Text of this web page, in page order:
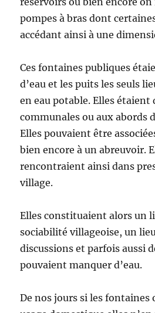
pompes à bras dont
accédant ainsi à une
Ces fontaines publiques
d’eau et les puits les seuls
en eau potable. Elles étaient
communales ou aux abords
Elles pouvaient être
bien encore à un abreuvoir.
rencontraient ainsi dans
village.
Elles constituaient alors un
sociabilité villageoise, un
discussions et parfois aussi
pouvaient manquer d’eau.
De nos jours si les fontaines